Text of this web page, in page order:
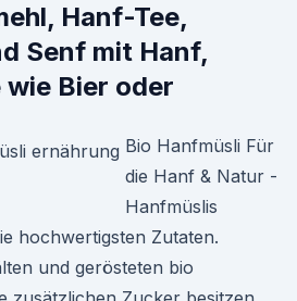
Hanf-Tee,
Senf mit Hanf,
Bier oder
Bio Hanfmüsli Für
die Hanf & Natur -
Hanfmüslis
hochwertigsten Zutaten.
und gerösteten bio